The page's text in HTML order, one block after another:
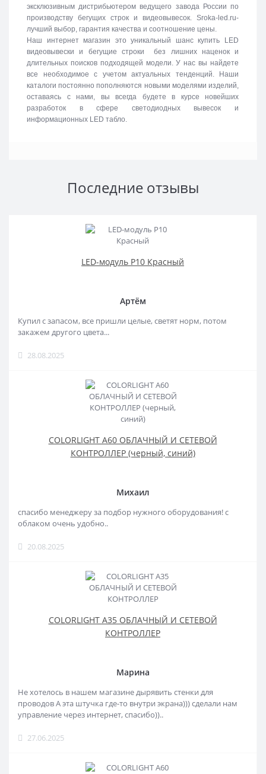
эксклюзивным дистрибьютером ведущего завода России по
производству бегущих строк и видеовывесок. Sroka-led.ru-
лучший выбор, гарантия качества и соотношение цены.
Наш интернет магазин это уникальный шанс купить LED
видеовывески и бегущие строки без лишних наценок и
длительных поисков подходящей модели. У нас вы найдете
все необходимое с учетом актуальных тенденций. Наши
каталоги постоянно пополняются новыми моделями изделий,
оставаясь с нами, вы всегда будете в курсе новейших
разработок в сфере светодиодных вывесок и
информационных LED табло.
Последние отзывы
LED-модуль P10 Красный
Артём
Купил с запасом, все пришли целые, светят норм, потом
закажем другого цвета...
28.08.2025
COLORLIGHT A60 ОБЛАЧНЫЙ И СЕТЕВОЙ
КОНТРОЛЛЕР (черный, синий)
Михаил
спасибо менеджеру за подбор нужного оборудования! с
облаком очень удобно..
20.08.2025
COLORLIGHT A35 ОБЛАЧНЫЙ И СЕТЕВОЙ
КОНТРОЛЛЕР
Марина
Не хотелось в нашем магазине дырявить стенки для
проводов А эта штучка где-то внутри экрана))) сделали нам
управление через интернет, спасибо))..
27.06.2025